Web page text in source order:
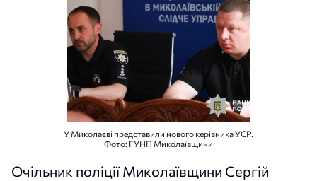
У Миколаєві представили нового керівника УСР.
Фото: ГУНП Миколаївщини
Очільник поліції Миколаївщини Сергій